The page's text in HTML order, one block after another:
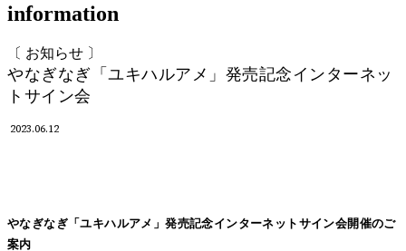
information
〔 お知らせ 〕
やなぎなぎ「ユキハルアメ」発売記念インターネッ
トサイン会
2023.06.12
やなぎなぎ「ユキハルアメ」発売記念インターネットサイン会開催のご
案内